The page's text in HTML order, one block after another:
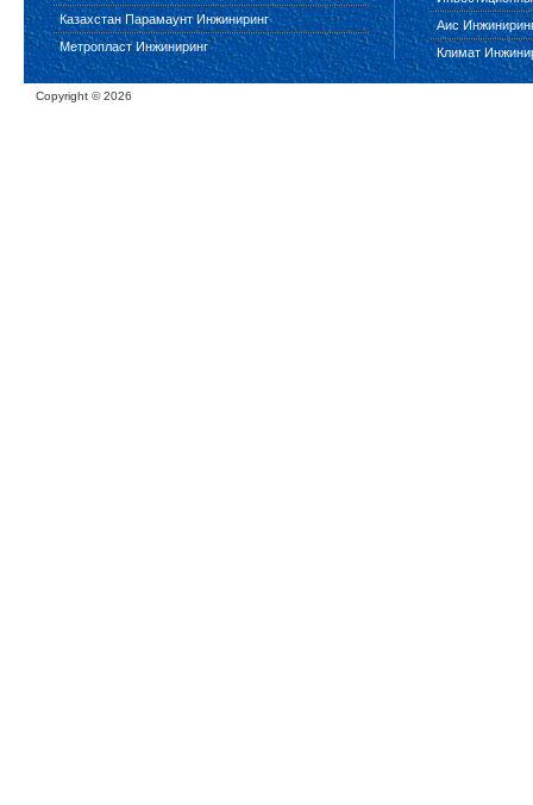
Казахстан Парамаунт Инжиниринг
Метропласт Инжиниринг
Аис
Климат
Copyright ©2026